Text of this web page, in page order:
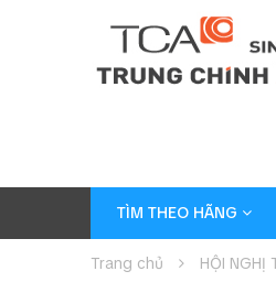
TÌM THEO HÃNG
Trang chủ HỘI NGHỊ